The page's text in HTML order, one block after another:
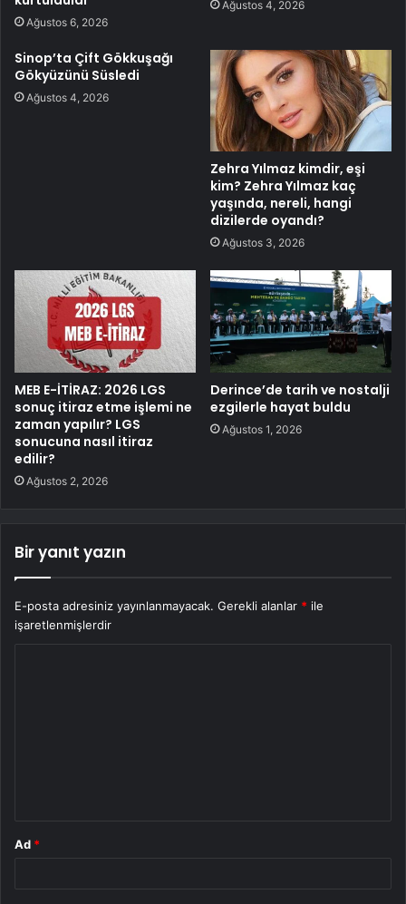
Ağustos 6, 2026
Ağustos 4, 2026
Sinop’ta Çift Gökkuşağı
Gökyüzünü Süsledi
Ağustos 4, 2026
Zehra Yılmaz kimdir, eşi
kim? Zehra Yılmaz kaç
yaşında, nereli, hangi
dizilerde oyandı?
Ağustos 3, 2026
MEB E-İTİRAZ: 2026 LGS
sonuç itiraz etme işlemi ne
zaman yapılır? LGS
sonucuna nasıl itiraz
edilir?
Ağustos 2, 2026
Derince’de tarih ve nostalji
ezgilerle hayat buldu
Ağustos 1, 2026
Bir yanıt yazın
E-posta adresiniz yayınlanmayacak. Gerekli alanlar * ile
işaretlenmişlerdir
Ad *